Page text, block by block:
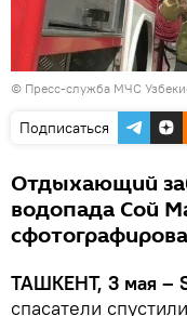
© Пресс-служба МЧС
Подписаться
Отдыхающий
водопада Сой
ТАШКЕНТ, 3 мая –
спасатели